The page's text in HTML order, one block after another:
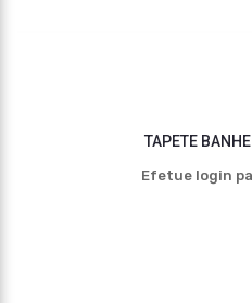
TAPETE
Efetue login